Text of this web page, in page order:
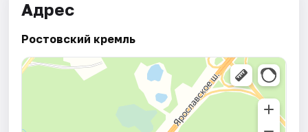
Адрес
Ростовский кремль